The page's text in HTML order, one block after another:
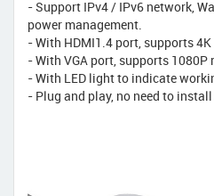
- Support IPv4 / IPv6 network,
power management.
- With HDMI1.4 port, supports
- With VGA port, supports 1080P
- With LED light to indicate
- Plug and play, no need to